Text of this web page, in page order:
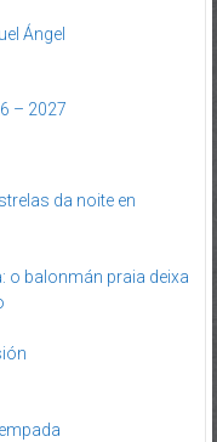
Ángel
– 2027
da noite en
o balonmán praia deixa